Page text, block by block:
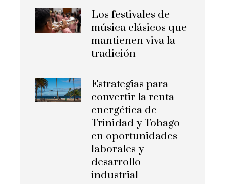
Los festivales de
música clásicos que
mantienen viva la
tradición
Estrategias para
convertir la renta
energética de
Trinidad y Tobago
en oportunidades
laborales y
desarrollo
industrial